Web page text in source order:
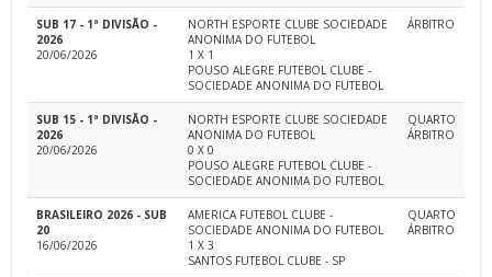
SUB 17 - 1ª DIVISÃO -
2026
20/06/2026
NORTH ESPORTE CLUBE SOCIEDADE
ANONIMA DO FUTEBOL
1 X 1
POUSO ALEGRE FUTEBOL CLUBE -
SOCIEDADE ANONIMA DO FUTEBOL
ÁRBITRO
SUB 15 - 1ª DIVISÃO -
2026
20/06/2026
NORTH ESPORTE CLUBE SOCIEDADE
ANONIMA DO FUTEBOL
0 X 0
POUSO ALEGRE FUTEBOL CLUBE -
SOCIEDADE ANONIMA DO FUTEBOL
QUARTO
ÁRBITRO
BRASILEIRO 2026 - SUB
20
16/06/2026
AMERICA FUTEBOL CLUBE -
SOCIEDADE ANONIMA DO FUTEBOL
1 X 3
SANTOS FUTEBOL CLUBE - SP
QUARTO
ÁRBITRO